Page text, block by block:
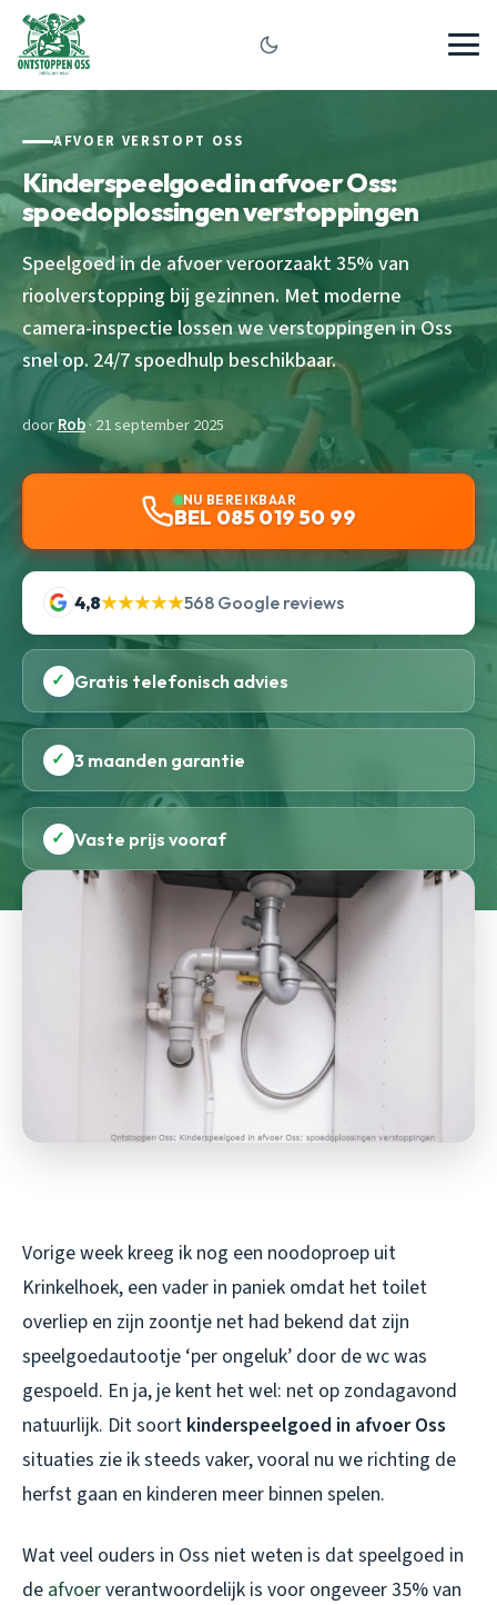
AFVOER VERSTOPT OSS
Kinderspeelgoed in afvoer Oss:
spoedoplossingen verstoppingen
Speelgoed in de afvoer veroorzaakt 35% van
rioolverstopping bij gezinnen. Met moderne
camera-inspectie lossen we verstoppingen in Oss
snel op. 24/7 spoedhulp beschikbaar.
doorRob· 21 september 2025
NU BEREIKBAAR
BEL 085 019 50 99
4,8★★★★★568 Google reviews
✓ Gratis telefonisch advies
✓ 3 maanden garantie
✓ Vaste prijs vooraf
Vorige week kreeg ik nog een noodoproep uit
Krinkelhoek, een vader in paniek omdat het toilet
overliep en zijn zoontje net had bekend dat zijn
speelgoedautootje ‘per ongeluk’ door de wc was
gespoeld. En ja, je kent het wel: net op zondagavond
natuurlijk. Dit soort kinderspeelgoed in afvoer Oss
situaties zie ik steeds vaker, vooral nu we richting de
herfst gaan en kinderen meer binnen spelen.
Wat veel ouders in Oss niet weten is dat speelgoed in
de afvoerverantwoordelijk is voor ongeveer 35% van